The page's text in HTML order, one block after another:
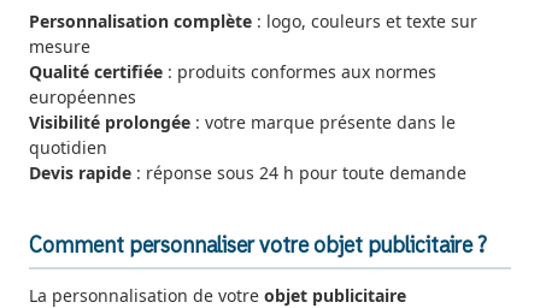
Personnalisation complète : logo, couleurs et texte sur
mesure
Qualité certifiée : produits conformes aux normes
européennes
Visibilité prolongée : votre marque présente dans le
quotidien
Devis rapide : réponse sous 24 h pour toute demande
Comment personnaliser votre objet publicitaire ?
La personnalisation de votre objet publicitaire